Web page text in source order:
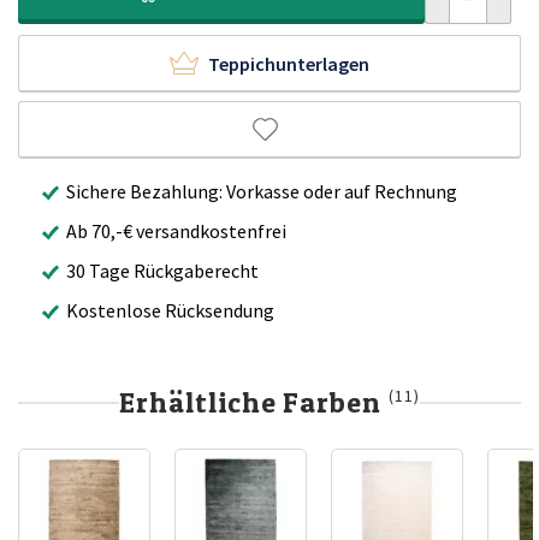
Teppichunterlagen
Sichere Bezahlung: Vorkasse oder auf Rechnung
Ab 70,-€ versandkostenfrei
30 Tage Rückgaberecht
Kostenlose Rücksendung
Erhältliche Farben(11)